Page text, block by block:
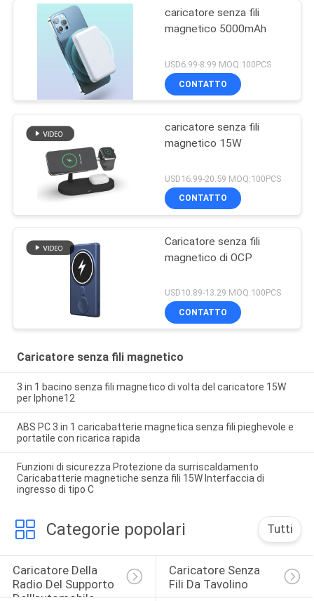
caricatore senza fili
magnetico 5000mAh
USD6.99-8.99 MOQ:100PCS
CONTATTO
caricatore senza fili
magnetico 15W
USD16.99-20.59 MOQ:100PCS
CONTATTO
Caricatore senza fili
magnetico di OCP
USD10.89-13.29 MOQ:100PCS
CONTATTO
Caricatore senza fili magnetico
3 in 1 bacino senza fili magnetico di volta del caricatore 15W
per Iphone12
ABS PC 3 in 1 caricabatterie magnetica senza fili pieghevole e
portatile con ricarica rapida
Funzioni di sicurezza Protezione da surriscaldamento
Caricabatterie magnetiche senza fili 15W Interfaccia di
ingresso di tipo C
Categorie popolari Tutti
Caricatore Della
Radio Del Supporto
Caricatore Senza
Fili Da Tavolino